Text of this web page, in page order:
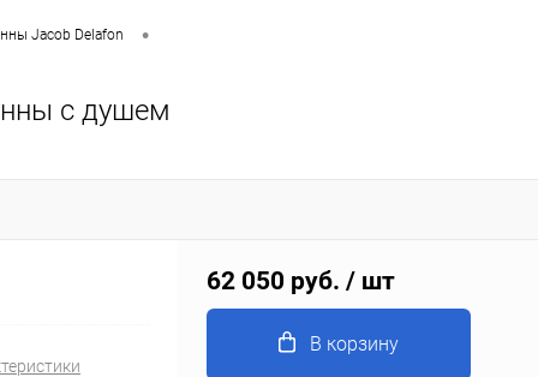
Jacob Delafon •
с душем
62 050 руб. / шт
В корзину